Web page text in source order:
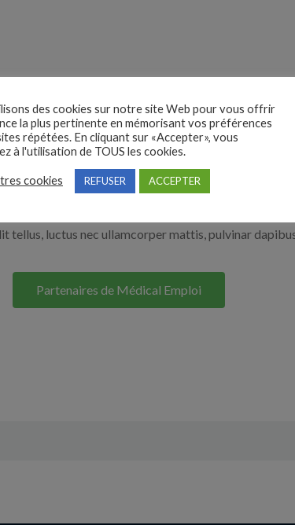
exemple un infirmier, un pharmacien ou encore un
sur le bouton ci-dessous.
Nos solutions entreprises
tellus, luctus nec ullamcorper mattis, pulvinar
Partenaires de Médical Emploi
des cookies sur notre site Web pour vous offrir
la plus pertinente en mémorisant vos préférences
répétées. En cliquant sur «Accepter», vous
à l'utilisation de TOUS les cookies.
cookies REFUSER ACCEPTER